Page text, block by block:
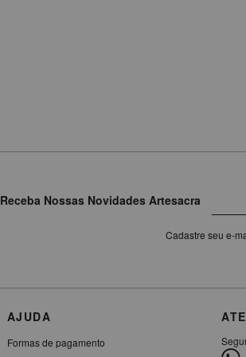
Receba Nossas Novidades Artesacra
Cadastre seu e-
AJUDA
Formas de pagamento